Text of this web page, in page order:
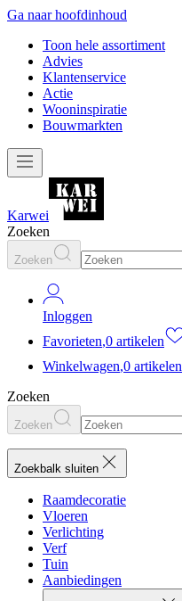
Ga naar hoofdinhoud
Toon hele assortiment
Advies
Klantenservice
Actie
Wooninspiratie
Bouwmarkten
Karwei
Zoeken
Zoeken
Inloggen
Favorieten,0 artikelen
Winkelwagen,0 artikelen
Zoeken
Zoeken
Zoekbalk sluiten
Raamdecoratie
Vloeren
Verlichting
Verf
Tuin
Aanbiedingen